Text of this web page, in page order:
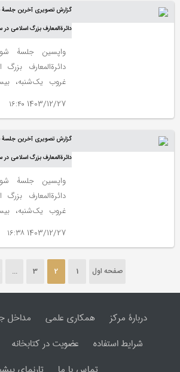
گزارش تصویری آخرین جلسۀ
دائرةالمعارف بزرگ اسلامی در سال
واپسین جلسۀ
غروب یک‌شنبه،
1403/12/27 ۱۶:۴۰
گزارش تصویری آخرین جلسۀ
دائرةالمعارف بزرگ اسلامی در سال
واپسین جلسۀ
غروب یک‌شنبه،
1403/12/27 ۱۶:۳۸
صفحه اول 1
2
3
...
دربارۀ مرکز همکاری علمی مداخل
شرایط استفاده
عضویت در کتابخانه